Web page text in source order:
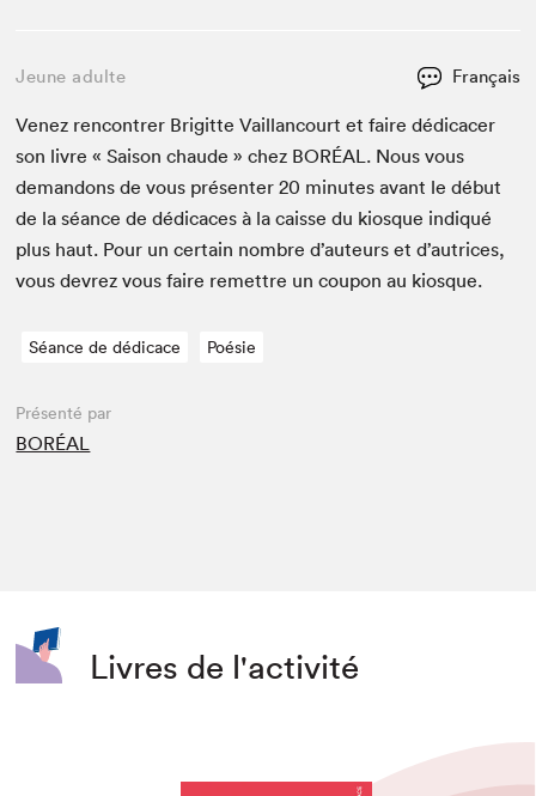
Jeune adulte Français
Venez ren­con­tr­er Brigitte Vail­lan­court et faire dédi­cac­er
son livre « Sai­son chaude » chez BORÉAL. Nous vous
deman­dons de vous présen­ter20 min­utes avant le début
de la séance de dédi­caces à la caisse du kiosque indiqué
plus haut. Pour un cer­tain nom­bre d’auteurs et d’autrices,
vous devrez vous faire remet­tre un coupon au kiosque.
Séance de dédicace Poésie
Présenté par
BORÉAL
Livres de l'activité